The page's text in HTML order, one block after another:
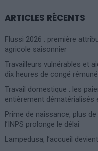
ARTICLES RÉCENTS
Flussi 2026 : première
agricole saisonnier
Travailleurs vulnérables et
dix heures de congé
Travail domestique : les
entièrement dématérialisés
Prime de naissance, plus
l’INPS prolonge le délai
Lampedusa, l’accueil